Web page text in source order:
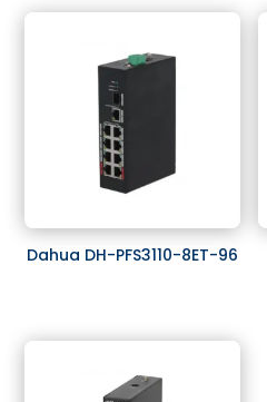
Dahua DH-PFS3110-8ET-96